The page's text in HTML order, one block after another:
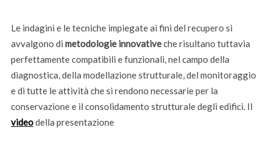
Le indagini e le tecniche impiegate ai fini del recupero si
avvalgono di metodologie innovativeche risultano tuttavia
perfettamente compatibili e funzionali, nel campo della
diagnostica, della modellazione strutturale, del monitoraggio
e di tutte le attività che si rendono necessarie per la
conservazione e il consolidamento strutturale degli edifici. Il
videodella presentazione